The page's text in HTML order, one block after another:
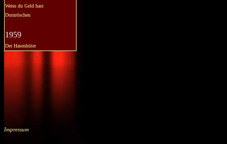
Wenn du Geld hast
Dornröschen
1959
Der Hasenhüter
Impressum